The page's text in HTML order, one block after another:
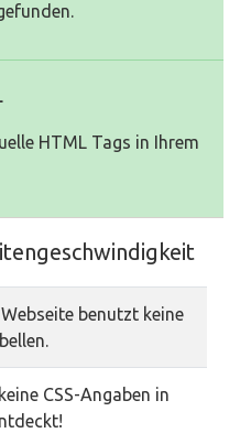
HTML Tags in Ihrem
benutzt keine
CSS-Angaben in